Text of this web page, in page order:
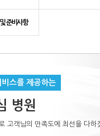
준비사항
스를 제공하는
병원
고객님의 만족도에 최선을 다하